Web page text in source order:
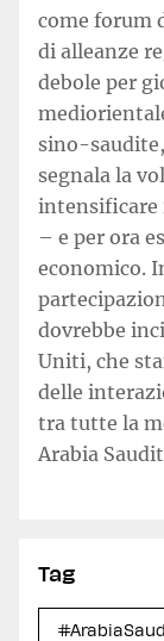
come forum
di alleanze
debole per
sino-
segnala la
intensificare
– e per ora
economico.
dovrebbe
Uniti, che
delle
tra tutte la
Arabia
Tag